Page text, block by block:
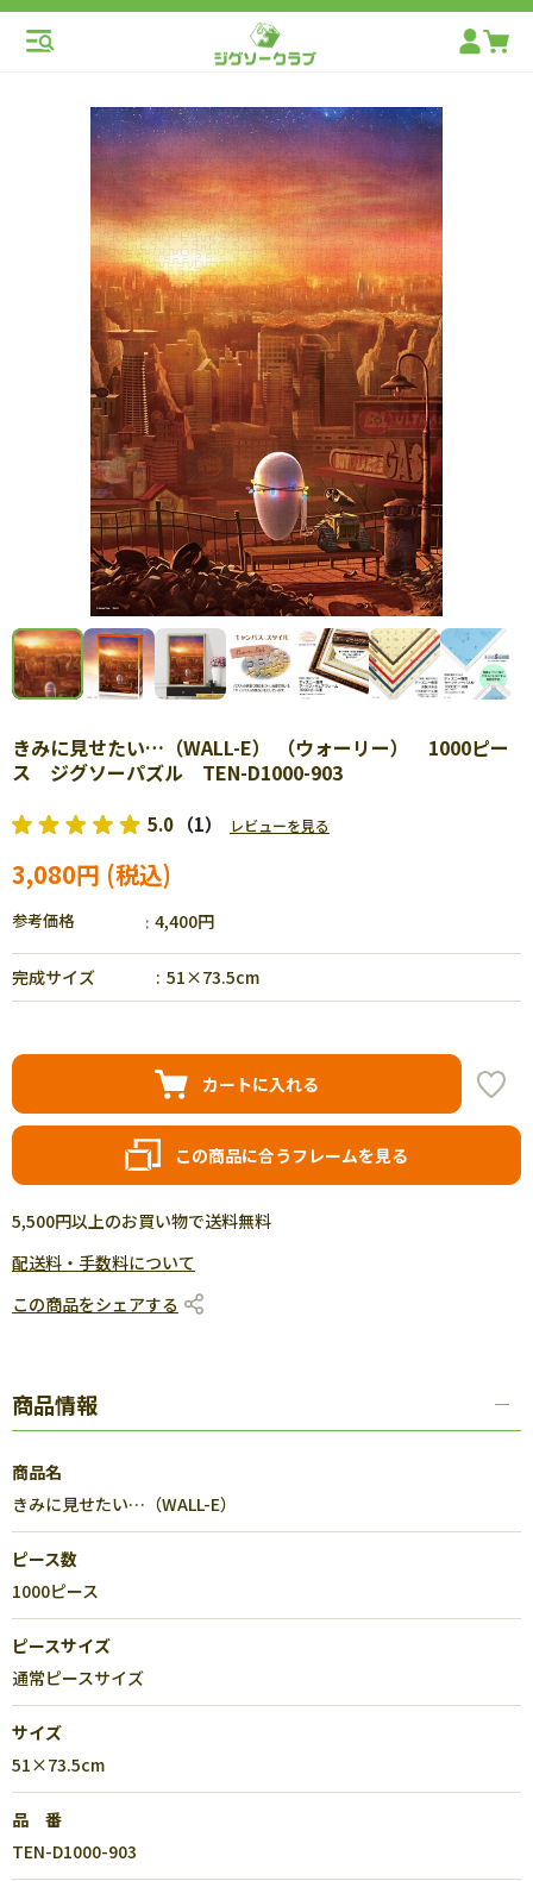
きみに見せたい…（WALL-E） （ウォーリー） 1000ピー
ス ジグソーパズル TEN-D1000-903
5.0 （1） レビューを見る
3,080円
参考価格 4,400円
完成サイズ 51×73.5cm
カートに入れる
この商品に合うフレームを見る
5,500円以上のお買い物で送料無料
配送料・手数料について
この商品をシェアする
商品情報
商品名
きみに見せたい…（WALL-E）
ピース数
1000ピース
ピースサイズ
通常ピースサイズ
サイズ
51×73.5cm
品 番
TEN-D1000-903